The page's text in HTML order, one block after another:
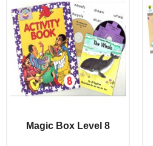
Magic Box Level 8